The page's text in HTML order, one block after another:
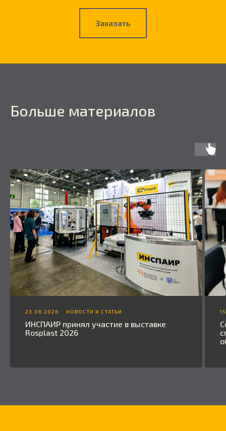
Заказать
Больше материалов
23.06.2026 НОВОСТИ И СТАТЬИ
ИНСПАИР принял участие в выставке
Rosplast 2026